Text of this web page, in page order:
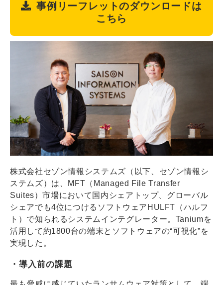
事例リーフレットのダウンロードは
こちら
株式会社セゾン情報システムズ（以下、セゾン情報シ
ステムズ）は、MFT（Managed File Transfer
Suites）市場において国内シェアトップ、グローバル
シェアでも4位につけるソフトウェアHULFT（ハルフ
ト）で知られるシステムインテグレーター。Taniumを
活用して約1800台の端末とソフトウェアの“可視化”を
実現した。
・導入前の課題